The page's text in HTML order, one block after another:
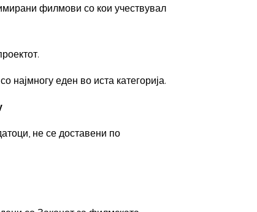
филмови со кои учествувал
најмногу еден во иста категорија.
не се доставени по